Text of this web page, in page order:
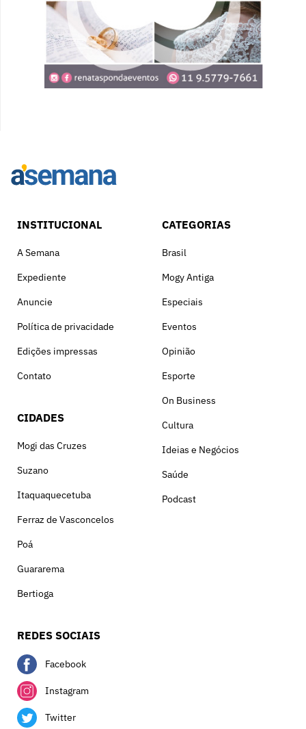
INSTITUCIONAL
A Semana
Expediente
Anuncie
Política de privacidade
Edições impressas
Contato
CIDADES
Mogi das Cruzes
Suzano
Itaquaquecetuba
Ferraz de Vasconcelos
Poá
Guararema
Bertioga
CATEGORIAS
Brasil
Mogy Antiga
Especiais
Eventos
Opinião
Esporte
On Business
Cultura
Ideias e Negócios
Saúde
Podcast
REDES SOCIAIS
Facebook
Instagram
Twitter